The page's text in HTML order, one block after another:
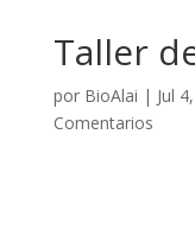
Taller
por BioAlai | Jul
Comentarios